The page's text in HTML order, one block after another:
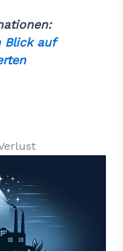
Blick auf